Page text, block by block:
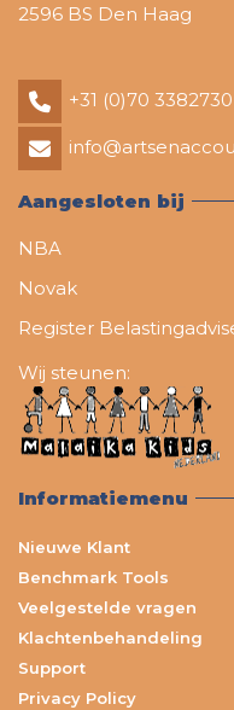
2596 BS Den Haag
+31 (0)70 3382730
Aangesloten bij
NBA
Novak
Register
Wij steunen:
Informatiemenu
Nieuwe Klant
Benchmark Tools
Veelgestelde vragen
Klachtenbehandeling
Support
Privacy Policy